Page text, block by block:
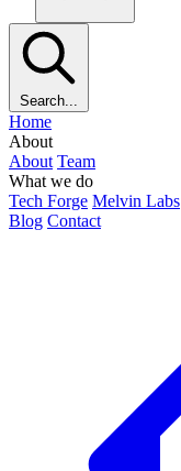
Search...
Home
About
About Team
What we do
Tech Forge Melvin Labs
Blog Contact